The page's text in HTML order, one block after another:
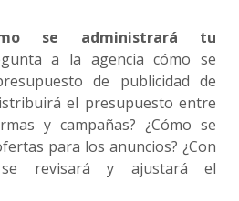
se administrará tu
a la agencia cómo se
de publicidad de
el presupuesto entre
y campañas? ¿Cómo se
para los anuncios? ¿Con
se revisará y ajustará el